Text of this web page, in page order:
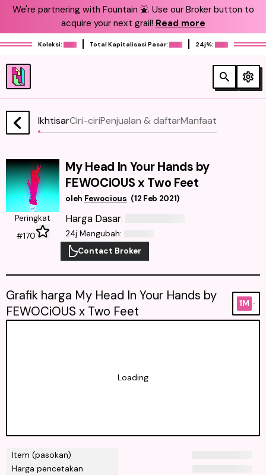
We're partnering with Fountain ⛲️. Use our Broker button to
acquire your next grail! Read more
Koleksi: Total Kapitalisasi Pasar: 24j%:
IkhtisarCiri-ciriPenjualan & daftarManfaat
My Head In Your Hands by
FEWOCiOUS x Two Feet
oleh Fewocious (12 Feb 2021)
Peringkat
#170
Harga Dasar:
24j Mengubah:
Contact Broker
Item (pasokan)
Harga pencetakan
Grafik harga My Head In Your Hands by
FEWOCiOUS x Two Feet
1M
Loading